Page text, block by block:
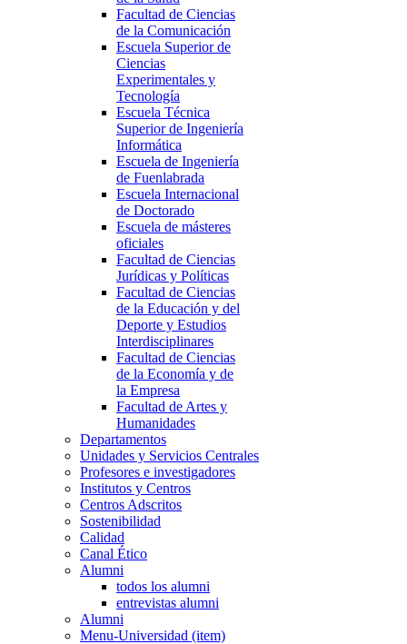
Facultad de Ciencias
de la Comunicación
Escuela Superior de
Ciencias
Experimentales y
Tecnología
Escuela Técnica
Superior de Ingeniería
Informática
Escuela de Ingeniería
de Fuenlabrada
Escuela Internacional
de Doctorado
Escuela de másteres
oficiales
Facultad de Ciencias
Jurídicas y Políticas
Facultad de Ciencias
de la Educación y del
Deporte y Estudios
Interdisciplinares
Facultad de Ciencias
de la Economía y de
la Empresa
Facultad de Artes y
Humanidades
Departamentos
Unidades y Servicios Centrales
Profesores e investigadores
Institutos y Centros
Centros Adscritos
Sostenibilidad
Calidad
Canal Ético
Alumni
todos los alumni
entrevistas alumni
Alumni
Menu-Universidad (item)